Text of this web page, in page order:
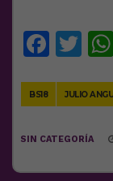
BS18 JULIO
SIN CATEGORÍA